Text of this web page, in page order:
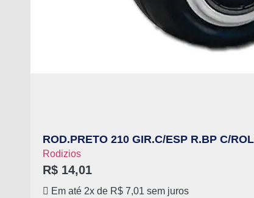
ROD.PRETO 210 GIR.C/ESP R.BP C/
Rodizios
R$ 14,01
Em até 2x de R$ 7,01 sem juros